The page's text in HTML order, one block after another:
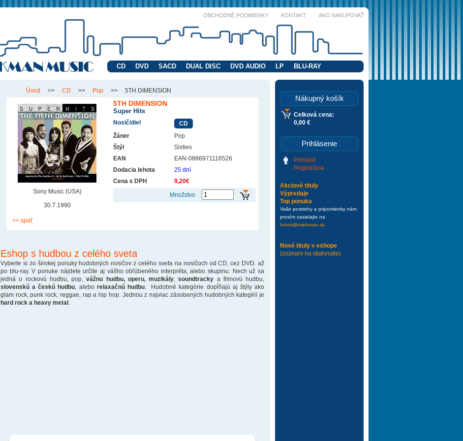
OBCHODNÉ PODMIENKY KONTAKT AKO NAKUPOVAŤ
CD DVD SACD DUAL DISC DVD AUDIO LP BLU-RAY
Úvod >> CD >> Pop >> 5TH DIMENSION
Sony Music (USA)
30.7.1990
5TH DIMENSION
Super Hits
Nosič/diel
CD
Žáner
Pop
Štýl
Sixties
EAN
EAN-0886971116526
Dodacia lehota
25 dní
Cena s DPH
9,20€
Množstvo
<< späť
Eshop s hudbou z celého sveta
Vyberte si zo širokej ponuky hudobných nosičov z celého sveta na nosičoch od CD, cez DVD. až
po blu-ray. V ponuke nájdete určite aj vášho obľúbeného interpréta, alebo skupinu. Nech už sa
jedná o rockovú hudbu, pop,vážnu hudbu, operu, muzikály ,soundtracky a filmovú hudbu,
slovenskú a českú hudbu , alebo relaxačnú hudbu. Hudobné kategórie dopĺňajú aj štýly ako
glam rock, punk rock, reggae, rap a hip hop. Jednou z najviac zásobených hudobných kategírií je
hard rock a heavy metal
Nákupný košík
Celková cena:
0,00 €
Prihlásenie
Prihlásiť
Registrácia
Akciové tituly
Výpredaje
Top ponuka
Vaše postrehy a pripomienky nám
prosím zasielajte na
forum@markman.sk
Nové tituly v eshope
(zoznam na stiahnutie)